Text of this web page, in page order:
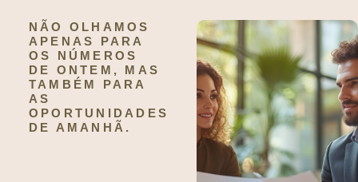
NÃO OLHAMOS
APENAS PARA
OS NÚMEROS
DE ONTEM, MAS
TAMBÉM PARA
AS
OPORTUNIDADES
DE AMANHÃ.